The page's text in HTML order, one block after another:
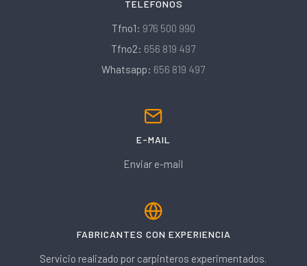
TELÉFONOS
Tfno1: 976 500 990
Tfno2: 656 819 497
Whatsapp: 656 819 497
E-MAIL
Enviar e-mail
FABRICANTES CON EXPERIENCIA
Servicio realizado por carpinteros experimentados.